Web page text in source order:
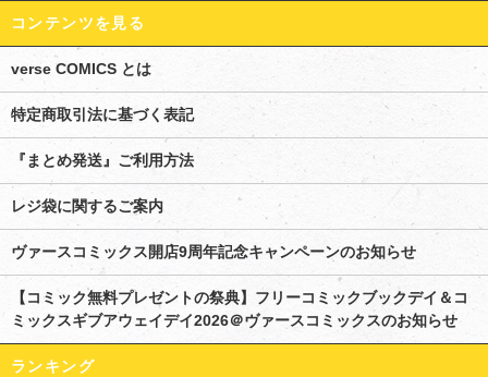
コンテンツを見る
verse COMICS とは
特定商取引法に基づく表記
『まとめ発送』ご利用方法
レジ袋に関するご案内
ヴァースコミックス開店9周年記念キャンペーンのお知らせ
【コミック無料プレゼントの祭典】フリーコミックブックデイ＆コ
ミックスギブアウェイデイ2026＠ヴァースコミックスのお知らせ
ランキング